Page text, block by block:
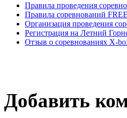
Правила проведения
Правила соревнований
Организация проведения
Регистрация на Летний
Отзыв о соревнованиях X-
Добавить